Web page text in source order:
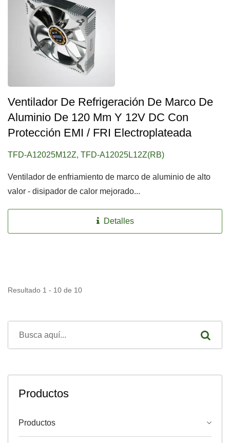
Ventilador De Refrigeración De Marco De
Aluminio De 120 Mm Y 12V DC Con
Protección EMI / FRI Electroplateada
TFD-A12025M12Z, TFD-A12025L12Z(RB)
Ventilador de enfriamiento de marco de aluminio de alto
valor - disipador de calor mejorado...
Detalles
Resultado 1 - 10 de 10
Productos
Productos